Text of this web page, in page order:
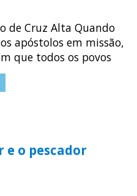
de Cruz Alta Quando
apóstolos em missão,
que todos os povos
e o pescador